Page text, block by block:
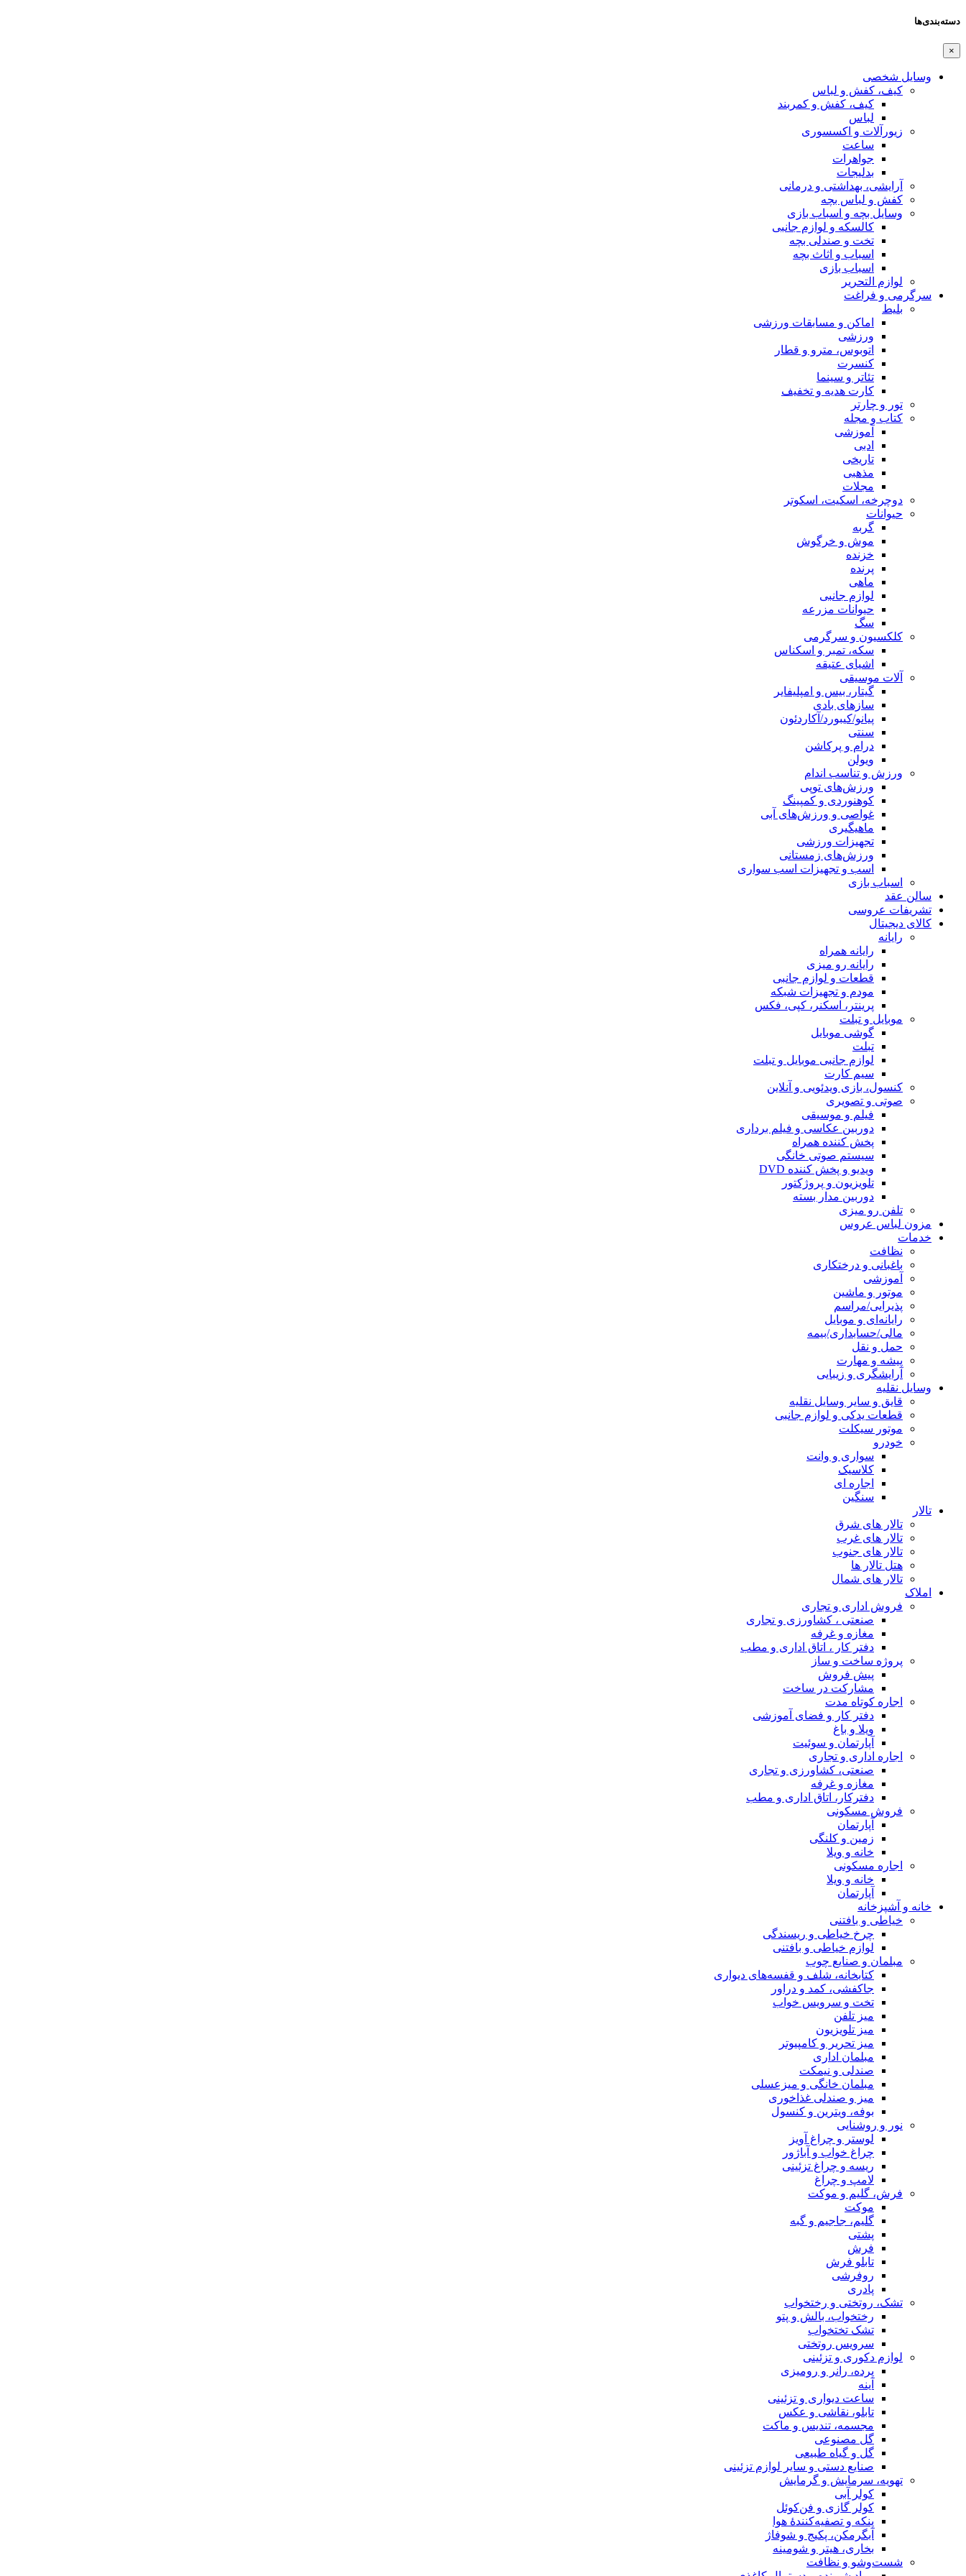
دسته‌بندی‌ها
×
وسایل شخصی
کیف، کفش و لباس
کیف، کفش و کمربند
لباس
زیورآلات و اکسسوری
ساعت
جواهرات
بدلیجات
آرایشی، بهداشتی و درمانی
کفش و لباس بچه
وسایل بچه و اسباب بازی
کالسکه و لوازم جانبی
تخت و صندلی بچه
اسباب و اثاث بچه
اسباب بازی
لوازم التحریر
سرگرمی و فراغت
بلیط
اماکن و مسابقات ورزشی
ورزشی
اتوبوس، مترو و قطار
کنسرت
تئاتر و سینما
کارت هدیه و تخفیف
تور و چارتر
کتاب و مجله
آموزشی
ادبی
تاریخی
مذهبی
مجلات
دوچرخه، اسکیت، اسکوتر
حیوانات
گربه
موش و خرگوش
خزنده
پرنده
ماهی
لوازم جانبی
حیوانات مزرعه
سگ
کلکسیون و سرگرمی
سکه، تمبر و اسکناس
اشیای عتیقه
آلات موسیقی
گیتار، بیس و امپلیفایر
سازهای بادی
پیانو/کیبورد/آکاردئون
سنتی
درام و پرکاشن
ویولن
ورزش و تناسب اندام
ورزش‌های توپی
کوهنوردی و کمپینگ
غواصی و ورزش‌های آبی
ماهیگیری
تجهیزات ورزشی
ورزش‌های زمستانی
اسب و تجهیزات اسب سواری
اسباب‌ بازی
سالن عقد
تشریفات عروسی
کالای دیجیتال
رایانه
رایانه همراه
رایانه رو میزی
قطعات و لوازم جانبی
مودم و تجهیزات شبکه
پرینتر، اسکنر، کپی، فکس
موبایل و تبلت
گوشی موبایل
تبلت
لوازم جانبی موبایل و تبلت
سیم کارت
کنسول، بازی‌ ویدئویی و آنلاین
صوتی و تصویری
فیلم و موسیقی
دوربین عکاسی و فیلم برداری
پخش کننده همراه
سیستم صوتی خانگی
ویدیو و پخش کننده DVD
تلویزیون و پروژکتور
دوربین مدار بسته
تلفن رو میزی
مزون لباس عروس
خدمات
نظافت
باغبانی و درختکاری
آموزشی
موتور و ماشین
پذیرایی/مراسم
رایانه‌ای و موبایل
مالی/حسابداری/بیمه
حمل و نقل
پیشه و مهارت
آرایشگری و زیبایی
وسایل نقلیه
قایق و سایر وسایل نقلیه
قطعات یدکی و لوازم جانبی
موتور سیکلت
خودرو
سواری و وانت
کلاسیک
اجاره ای
سنگین
تالار
تالار های شرق
تالار های غرب
تالار های جنوب
هتل تالار ها
تالار های شمال
املاک
فروش اداری و تجاری
صنعتی ، کشاورزی و تجاری
مغازه و غرفه
دفتر کار ، اتاق اداری و مطب
پروژه ساخت و ساز
پیش فروش
مشارکت در ساخت
اجاره کوتاه مدت
دفتر کار و فضای آموزشی
ویلا و باغ
آپارتمان و سوئیت
اجاره اداری و تجاری
صنعتی، کشاورزی و تجاری
مغازه و غرفه
دفترکار، اتاق اداری و مطب
فروش مسکونی
آپارتمان
زمین و کلنگی
خانه و ویلا
اجاره مسکونی
خانه و ویلا
آپارتمان
خانه و آشپزخانه
خیاطی و بافتنی
چرخ خیاطی و ریسندگی
لوازم خیاطی و بافتنی
مبلمان و صنایع چوب
کتابخانه، شلف و قفسه‌های دیواری
جاکفشی، کمد و دراور
تخت و سرویس خواب
میز تلفن
میز تلویزیون
میز تحریر و کامپیوتر
مبلمان اداری
صندلی و نیمکت
مبلمان خانگی و میزعسلی
میز و صندلی غذاخوری
بوفه، ویترین و کنسول
نور و روشنایی
لوستر و چراغ آویز
چراغ خواب و آباژور
ریسه و چراغ تزئینی
لامپ و چراغ
فرش، گلیم و موکت
موکت
گلیم، جاجیم و گبه
پشتی
فرش
تابلو فرش
روفرشی
پادری
تشک، روتختی و رختخواب
رختخواب، بالش و پتو
تشک تختخواب
سرویس روتختی
لوازم دکوری و تزئینی
پرده، رانر و رومیزی
آینه
ساعت دیواری و تزئینی
تابلو، نقاشی و عکس
مجسمه، تندیس و ماکت
گل مصنوعی
گل و گیاه طبیعی
صنایع دستی و سایر لوازم تزئینی
تهویه، سرمایش و گرمایش
کولر آبی
کولر گازی و فن‌کوئل
پنکه و تصفیه‌کنندهٔ هوا
آبگرمکن، پکیج و شوفاژ
بخاری، هیتر و شومینه
شست‌وشو و نظافت